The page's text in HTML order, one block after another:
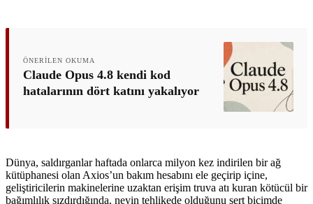
ÖNERILEN OKUMA
Claude Opus 4.8 kendi kod
hatalarının dört katını yakalıyor
Dünya, saldırganlar haftada onlarca milyon kez indirilen bir ağ
kütüphanesi olan Axios’un bakım hesabını ele geçirip içine,
geliştiricilerin makinelerine uzaktan erişim truva atı kuran kötücül bir
bağımlılık sızdırdığında, neyin tehlikede olduğunu sert biçimde